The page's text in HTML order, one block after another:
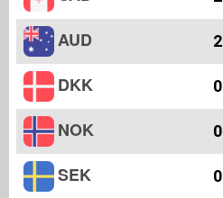
AUD
DKK
NOK
SEK